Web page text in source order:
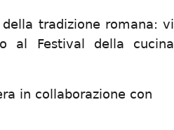
tradizione romana: vi
al Festival della cucina
in collaborazione con